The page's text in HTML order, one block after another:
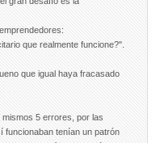
que realmente funcione?".
que igual haya fracasado
5 errores, por las
funcionaban tenían un patrón